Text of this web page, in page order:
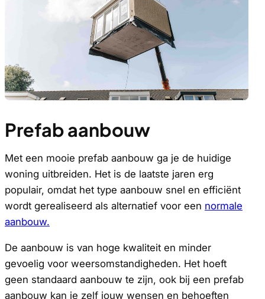
Prefab aanbouw
Met een mooie prefab aanbouw ga je de huidige
woning uitbreiden. Het is de laatste jaren erg
populair, omdat het type aanbouw snel en efficiënt
wordt gerealiseerd als alternatief voor een normale
aanbouw.
De aanbouw is van hoge kwaliteit en minder
gevoelig voor weersomstandigheden. Het hoeft
geen standaard aanbouw te zijn, ook bij een prefab
aanbouw kan je zelf jouw wensen en behoeften